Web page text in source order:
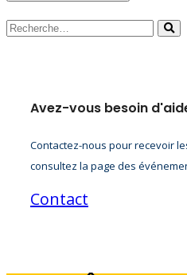
Avez-vous besoin
Contactez-nous pour recevoir
consultez la page des
Contact